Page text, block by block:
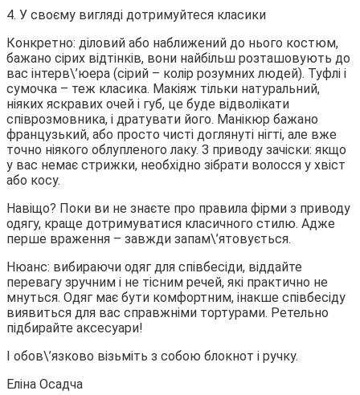
4. У своєму вигляді дотримуйтеся класики
Конкретно: діловий або наближений до нього костюм,
бажано сірих відтінків, вони найбільш розташовують до
вас інтерв\’юера (сірий – колір розумних людей). Туфлі і
сумочка – теж класика. Макіяж тільки натуральний,
ніяких яскравих очей і губ, це буде відволікати
співрозмовника, і дратувати його. Манікюр бажано
французький, або просто чисті доглянуті нігті, але вже
точно ніякого облупленого лаку. З приводу зачіски: якщо
у вас немає стрижки, необхідно зібрати волосся у хвіст
або косу.
Навіщо? Поки ви не знаєте про правила фірми з приводу
одягу, краще дотримуватися класичного стилю. Адже
перше враження – завжди запам\’ятовується.
Нюанс: вибираючи одяг для співбесіди, віддайте
перевагу зручним і не тісним речей, які практично не
мнуться. Одяг має бути комфортним, інакше співбесіду
виявиться для вас справжніми тортурами. Ретельно
підбирайте аксесуари!
І обов\’язково візьміть з собою блокнот і ручку.
Еліна Осадча